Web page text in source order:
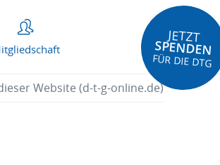
JETZT
SPENDEN
FÜR DIE DTG
Website (d-t-g-online.de)